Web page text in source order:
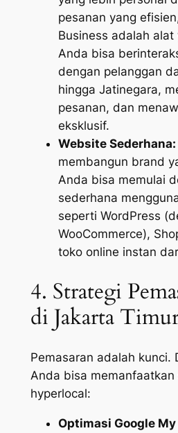
pesanan yang
Business adalah alat
Anda bisa
dengan pelanggan
hingga Jatinegara,
pesanan, dan
eksklusif.
Website Sederhana:
membangun brand
Anda bisa memulai
sederhana
seperti WordPress
WooCommerce),
toko online instan
4. Strategi
di Jakarta
Pemasaran adalah kunci.
Anda bisa memanfaatkan
hyperlocal:
Optimasi Google